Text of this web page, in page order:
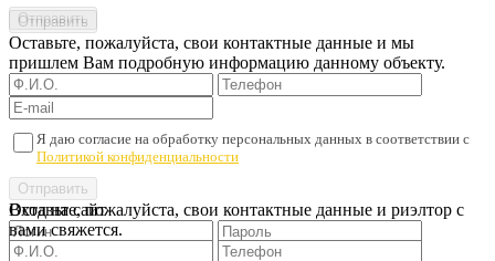
Оставьте, пожалуйста, свои контактные данные и мы
пришлем Вам подробную информацию данному объекту.
Я даю согласие на обработку персональных данных в соответствии с
Политикой конфиденциальности
Оставьте, пожалуйста, свои контактные данные и риэлтор с
вами свяжется.
Вход на сайт